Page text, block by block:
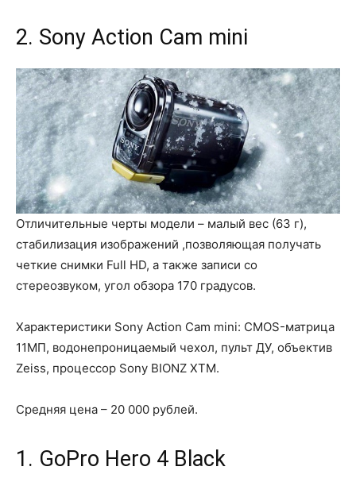
2. Sony Action Cam mini
Отличительные черты модели – малый вес (63 г),
стабилизация изображений ,позволяющая получать
четкие снимки Full HD, а также записи со
стереозвуком, угол обзора 170 градусов.
Характеристики Sony Action Cam mini: CMOS-матрица
11МП, водонепроницаемый чехол, пульт ДУ, объектив
Zeiss, процессор Sony BIONZ XTM.
Средняя цена – 20 000 рублей.
1. GoPro Hero 4 Black